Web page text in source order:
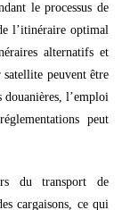
le processus de
l’itinéraire optimal
alternatifs et
satellite peuvent être
douanières, l’emploi
peut
du transport de
cargaisons, ce qui